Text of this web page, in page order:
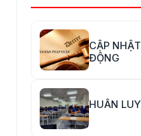
CẬP
ĐỘNG
HUẤN